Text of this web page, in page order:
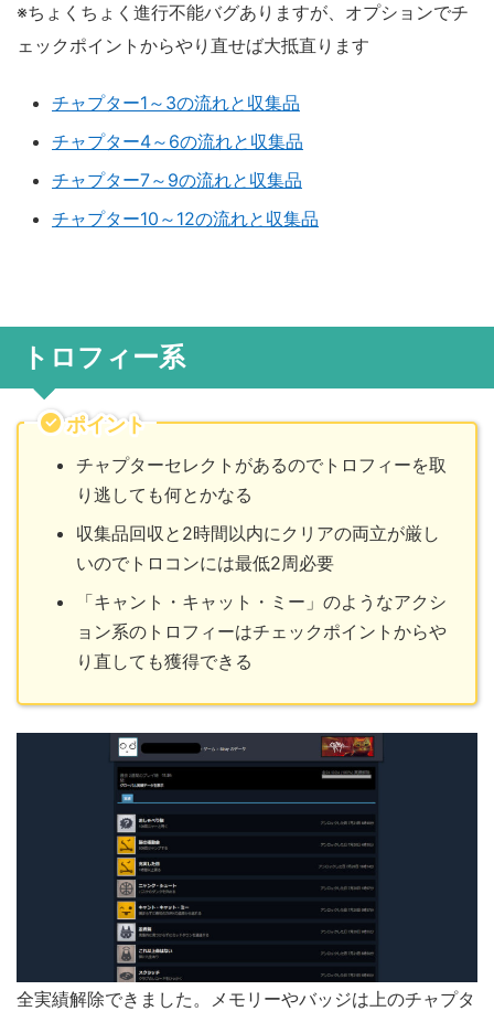
※ちょくちょく進行不能バグありますが、オプションでチ
ェックポイントからやり直せば大抵直ります
チャプター1～3の流れと収集品
チャプター4～6の流れと収集品
チャプター7～9の流れと収集品
チャプター10～12の流れと収集品
トロフィー系
ポイント
チャプターセレクトがあるのでトロフィーを取
り逃しても何とかなる
収集品回収と2時間以内にクリアの両立が厳し
いのでトロコンには最低2周必要
「キャント・キャット・ミー」のようなアクシ
ョン系のトロフィーはチェックポイントからや
り直しても獲得できる
全実績解除できました。メモリーやバッジは上のチャプタ